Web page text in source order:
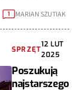
1 MARIAN SZUTIAK
SPRZĘT
12 LUT
2025
Poszukują
najstarszego